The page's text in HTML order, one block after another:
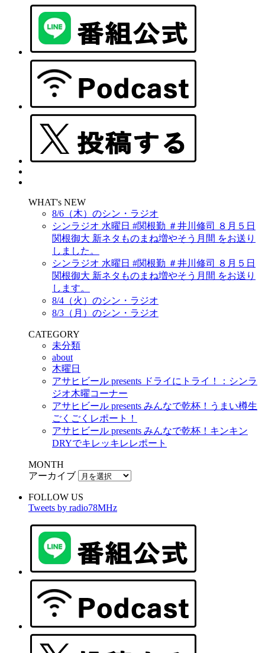
WHAT's NEW
8/6（木）のシン・ラジオ
シンラジオ 水曜日 #関根勤 ＃井川修司 ８月５日
関根御大 新ネタものまね増やそう月間 をお送り
しました。
シンラジオ 水曜日 #関根勤 ＃井川修司 ８月５日
関根御大 新ネタものまね増やそう月間 をお送り
します。
8/4（火）のシン・ラジオ
8/3（月）のシン・ラジオ
CATEGORY
未分類
about
木曜日
アサヒビール presents ドライにトライ！：シンラ
ジオ木曜コーナー
アサヒビール presents みんなで乾杯！うまい樽生
ごくごくレポート！
アサヒビール presents みんなで乾杯！キンキン
DRYでキレッキレレポート
MONTH
アーカイブ
FOLLOW US
Tweets by radio78MHz